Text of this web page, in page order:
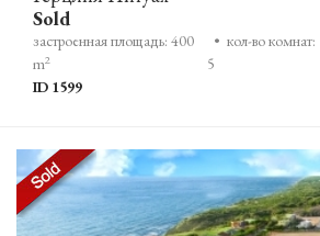
Sold
застроенная площадь: 400
m2
• кол-во комнат:
5
ID 1599